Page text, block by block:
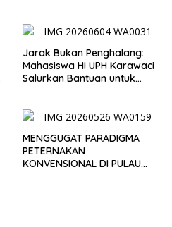
Jarak Bukan Penghalang:
Mahasiswa HI UPH Karawaci
Salurkan Bantuan untuk
MENGGUGAT PARADIGMA
PETERNAKAN
KONVENSIONAL DI PULAU